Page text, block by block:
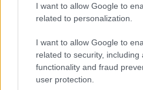
I want to allow Google to
related to personalization.
I want to allow Google to
related to security, including
functionality and fraud
user protection.
Η ανακοίνωση ότι οι
καταλήξει σε συμφωνία
προόδου για τη δημιουργία
της ΕΕ και του Ηνωμένου
πρόεδρος του Ευρωπαϊκού
συμπλήρωσε: